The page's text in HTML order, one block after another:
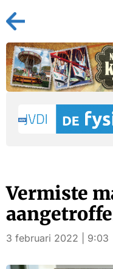
Vermiste
3 februari 2022 | 9:03